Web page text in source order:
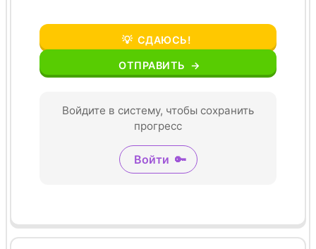
💡 СДАЮСЬ!
ОТПРАВИТЬ →
Войдите в систему, чтобы сохранить
прогресс
Войти 🔑